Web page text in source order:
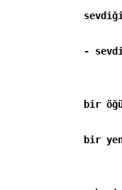
bir
bir
for: